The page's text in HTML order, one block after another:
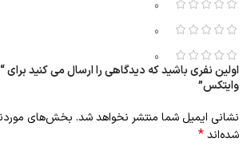
0
0
0
اولین نفری باشید که دیدگاهی را ارسال می کنید
وایتکس”
نشانی ایمیل شما منتشر نخواهد شد. بخش‌های
شده‌اند*